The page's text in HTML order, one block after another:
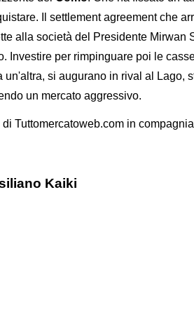
Il settlement agreement che
alla società del Presidente Mirwan
Investire per rimpinguare poi le
si augurano in rival al Lago,
un mercato aggressivo.
Tuttomercatoweb.com in
Kaiki